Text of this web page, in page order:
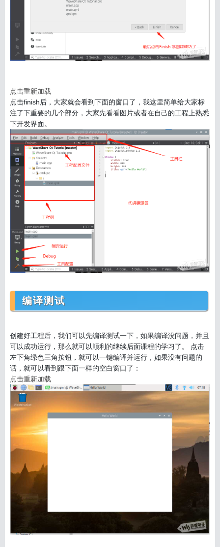
信息
点击重新加载
点击finish后，大家就会看到下面的窗口了，我这里简单给大家标
注了下重要的几个部分，大家先看看图片或者在自己的工程上熟悉
下开发界面。
编译测试
创建好工程后，我们可以先编译测试一下，如果编译没问题，并且
可以成功运行，那么就可以顺利的继续后面课程的学习了。 点击
左下角绿色三角按钮，就可以一键编译并运行，如果没有问题的
话，就可以看到跟下面一样的空白窗口了：
点击重新加载